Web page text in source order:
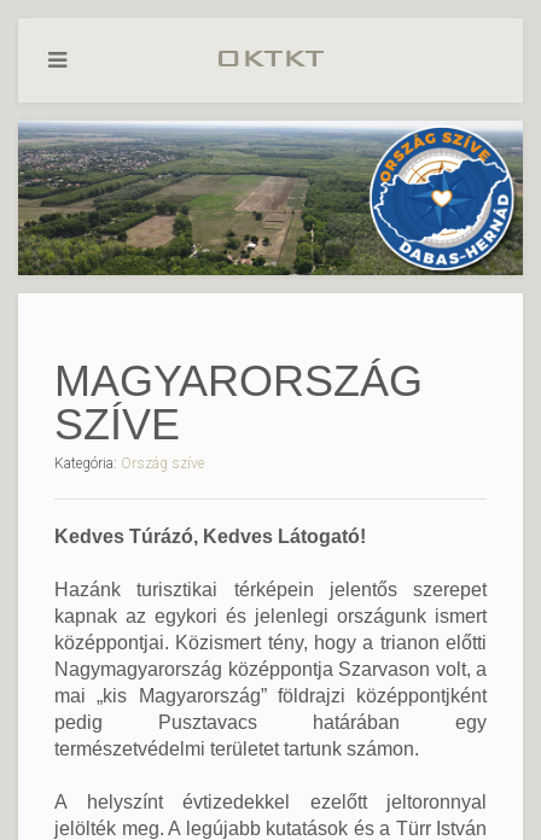
MAGYARORSZÁG
SZÍVE
Kategória: Ország szíve
Kedves Túrázó, Kedves Látogató!
Hazánk turisztikai térképein jelentős szerepet
kapnak az egykori és jelenlegi országunk ismert
középpontjai. Közismert tény, hogy a trianon előtti
Nagymagyarország középpontja Szarvason volt, a
mai „kis Magyarország” földrajzi középpontjként
pedig Pusztavacs határában egy
természetvédelmi területet tartunk számon.
A helyszínt évtizedekkel ezelőtt jeltoronnyal
jelölték meg. A legújabb kutatások és a Türr István